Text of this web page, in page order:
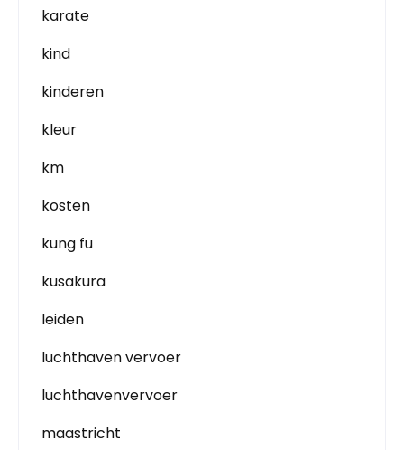
karate
kind
kinderen
kleur
km
kosten
kung fu
kusakura
leiden
luchthaven vervoer
luchthavenvervoer
maastricht